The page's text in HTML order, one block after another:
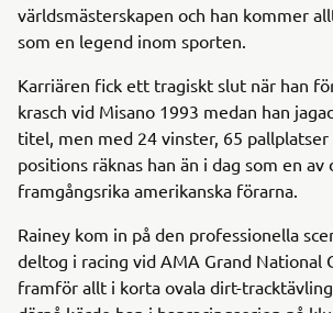
världsmästerskapen och han kommer
som en legend inom sporten.
Karriären fick ett tragiskt slut när han
krasch vid Misano 1993 medan han
titel, men med 24 vinster, 65 pallplatser
positions räknas han än i dag som en av
framgångsrika amerikanska förarna.
Rainey kom in på den professionella
deltog i racing vid AMA Grand National
framför allt i korta ovala dirt-